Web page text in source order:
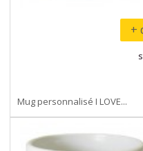
+
Mug personnalisé I LOVE...